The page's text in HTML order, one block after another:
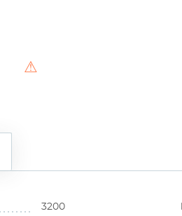
⚠
3200